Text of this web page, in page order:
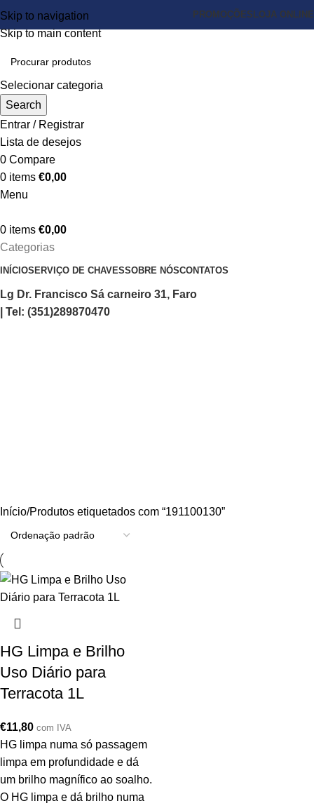
Skip to navigation
Skip to main content
PROMOÇÕES LOJA ONLINE
Selecionar categoria
Search
Entrar / Registrar
Lista de desejos
0 Compare
0 items €0,00
Menu
0 items €0,00
Categorias
INÍCIOSERVIÇO DE CHAVESSOBRE NÓSCONTATOS
Lg Dr. Francisco Sá carneiro 31, Faro
| Tel: (351)289870470
Início Produtos etiquetados com “191100130”
HG Limpa e Brilho
Uso Diário para
Terracota 1L
€11,80 com IVA
HG limpa numa só passagem
limpa em profundidade e dá
um brilho magnífico ao soalho.
O HG limpa e dá brilho numa